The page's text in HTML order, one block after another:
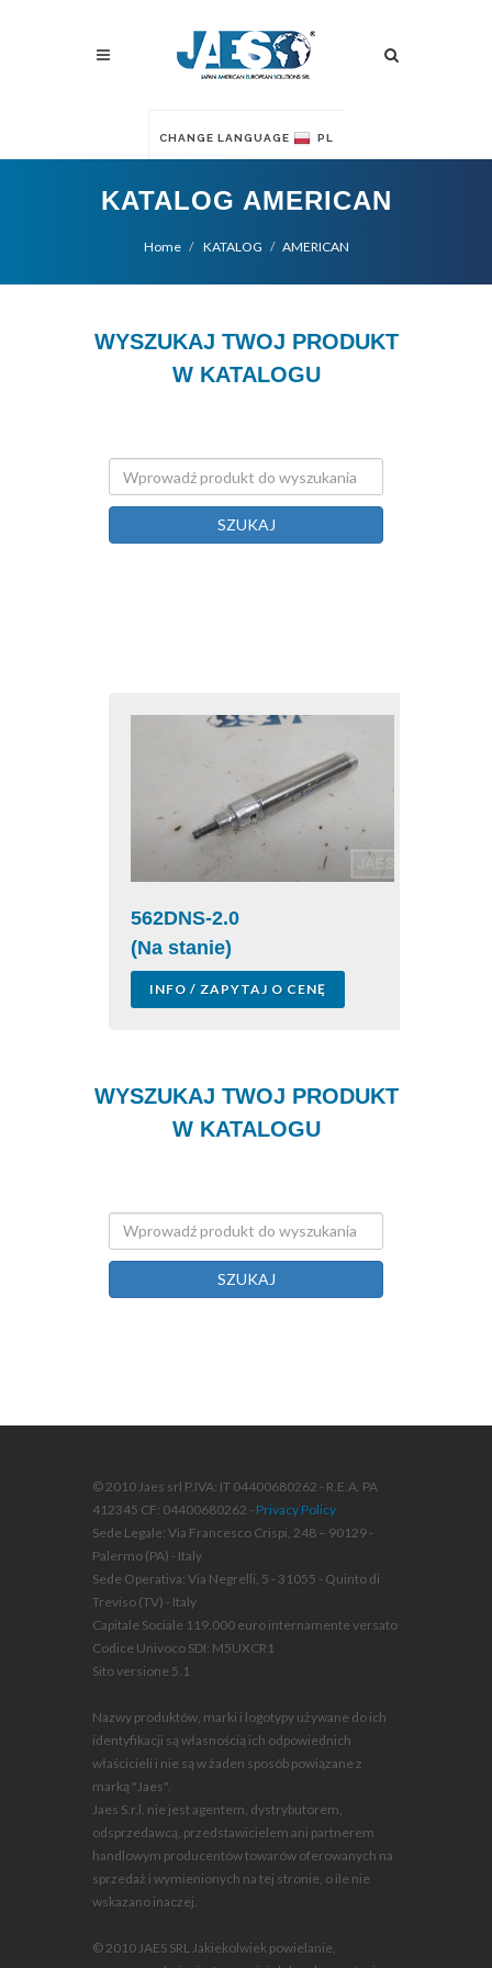
CHANGE LANGUAGE PL
KATALOG AMERICAN
Home KATALOG AMERICAN
WYSZUKAJ TWOJ PRODUKT
W KATALOGU
SZUKAJ
562DNS-2.0
(Na stanie)
INFO / ZAPYTAJ O CENĘ
WYSZUKAJ TWOJ PRODUKT
W KATALOGU
SZUKAJ
© 2010 Jaes srl P.IVA: IT 04400680262 - R.E.A. PA
412345 CF: 04400680262 - Privacy Policy
Sede Legale: Via Francesco Crispi, 248 – 90129 -
Palermo (PA) - Italy
Sede Operativa: Via Negrelli, 5 - 31055 - Quinto di
Treviso (TV) - Italy
Capitale Sociale 119.000 euro internamente versato
Codice Univoco SDI: M5UXCR1
Sito versione 5.1
Nazwy produktów, marki i logotypy używane do ich
identyfikacji są własnością ich odpowiednich
właścicieli i nie są w żaden sposób powiązane z
marką "Jaes".
Jaes S.r.l. nie jest agentem, dystrybutorem,
odsprzedawcą, przedstawicielem ani partnerem
handlowym producentów towarów oferowanych na
sprzedaż i wymienionych na tej stronie, o ile nie
wskazano inaczej.
© 2010 JAES SRL Jakiekolwiek powielanie,